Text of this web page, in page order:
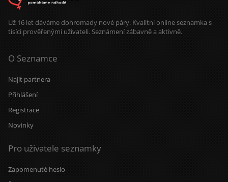
Už 16 let dáváme dohromady nové páry. Kvalitní online seznamka s
tisíci prověřenými uživateli. Seznámení zábavně a aktivně.
O Seznamce
Najít partnera
Přihlášení
Registrace
Novinky
Pro uživatele seznamky
Zapomenuté heslo